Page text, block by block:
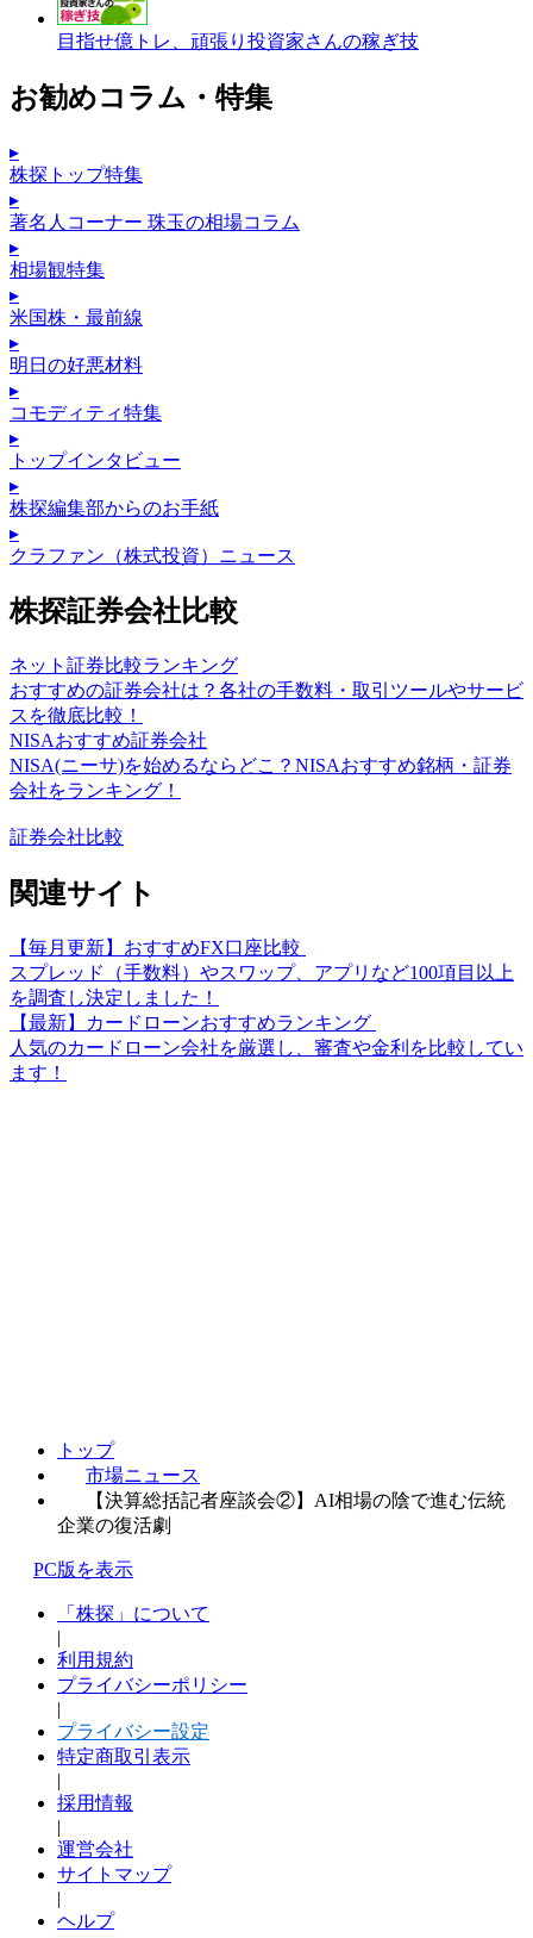
目指せ億トレ、頑張り投資家さんの稼ぎ技
お勧めコラム・特集
▸
株探トップ特集
▸
著名人コーナー 珠玉の相場コラム
▸
相場観特集
▸
米国株・最前線
▸
明日の好悪材料
▸
コモディティ特集
▸
トップインタビュー
▸
株探編集部からのお手紙
▸
クラファン（株式投資）ニュース
株探証券会社比較
ネット証券比較ランキング
おすすめの証券会社は？各社の手数料・取引ツールやサービ
スを徹底比較！
NISAおすすめ証券会社
NISA(ニーサ)を始めるならどこ？NISAおすすめ銘柄・証券
会社をランキング！
証券会社比較
関連サイト
【毎月更新】おすすめFX口座比較
スプレッド（手数料）やスワップ、アプリなど100項目以上
を調査し決定しました！
【最新】カードローンおすすめランキング
人気のカードローン会社を厳選し、審査や金利を比較してい
ます！
トップ
市場ニュース
【決算総括記者座談会②】AI相場の陰で進む伝統
企業の復活劇
PC版を表示
「株探」について
|
利用規約
プライバシーポリシー
|
プライバシー設定
特定商取引表示
|
採用情報
|
運営会社
サイトマップ
|
ヘルプ